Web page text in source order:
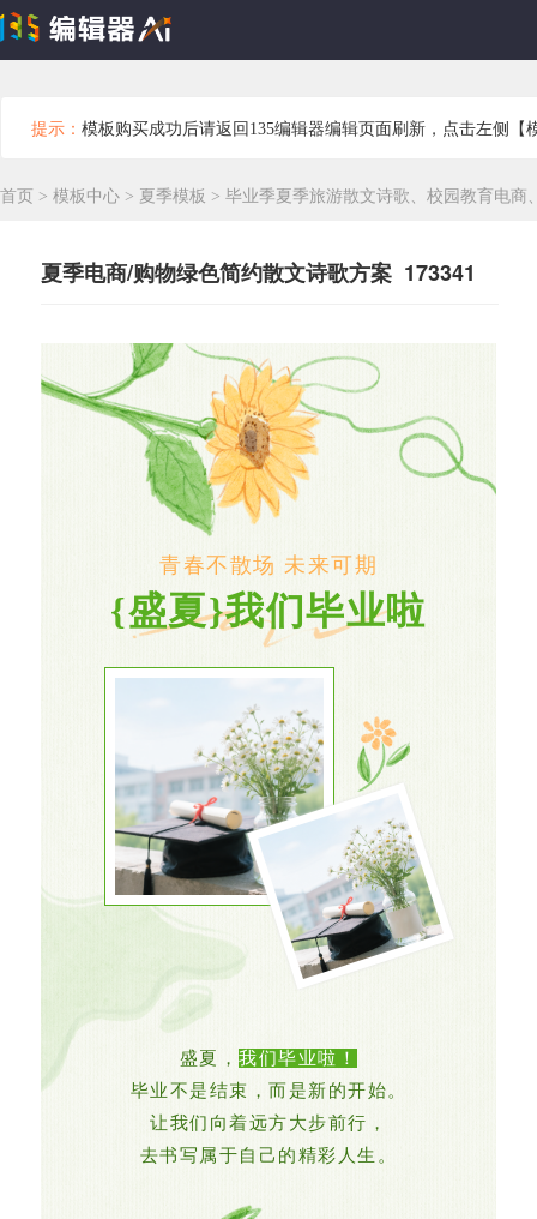
提示： 模板购买成功后请返回135编辑器编辑页面刷新，点击左侧【
首页 > 模板中心 > 夏季模板 > 毕业季夏季旅游散文诗歌、校园教育电商
夏季电商/购物绿色简约散文诗歌方案 173341
青春不散场 未来可期
{盛夏}我们毕业啦
盛夏，我们毕业啦！
毕业不是结束，而是新的开始。
让我们向着远方大步前行，
去书写属于自己的精彩人生。